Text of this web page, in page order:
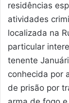
residências
atividades
localizada na
particular
tenente
conhecida por
de prisão por